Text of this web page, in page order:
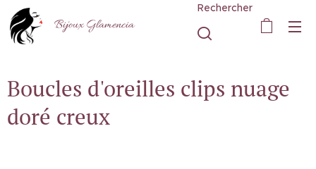
Bijoux Glamencia
Rechercher
Boucles d'oreilles clips nuage
doré creux